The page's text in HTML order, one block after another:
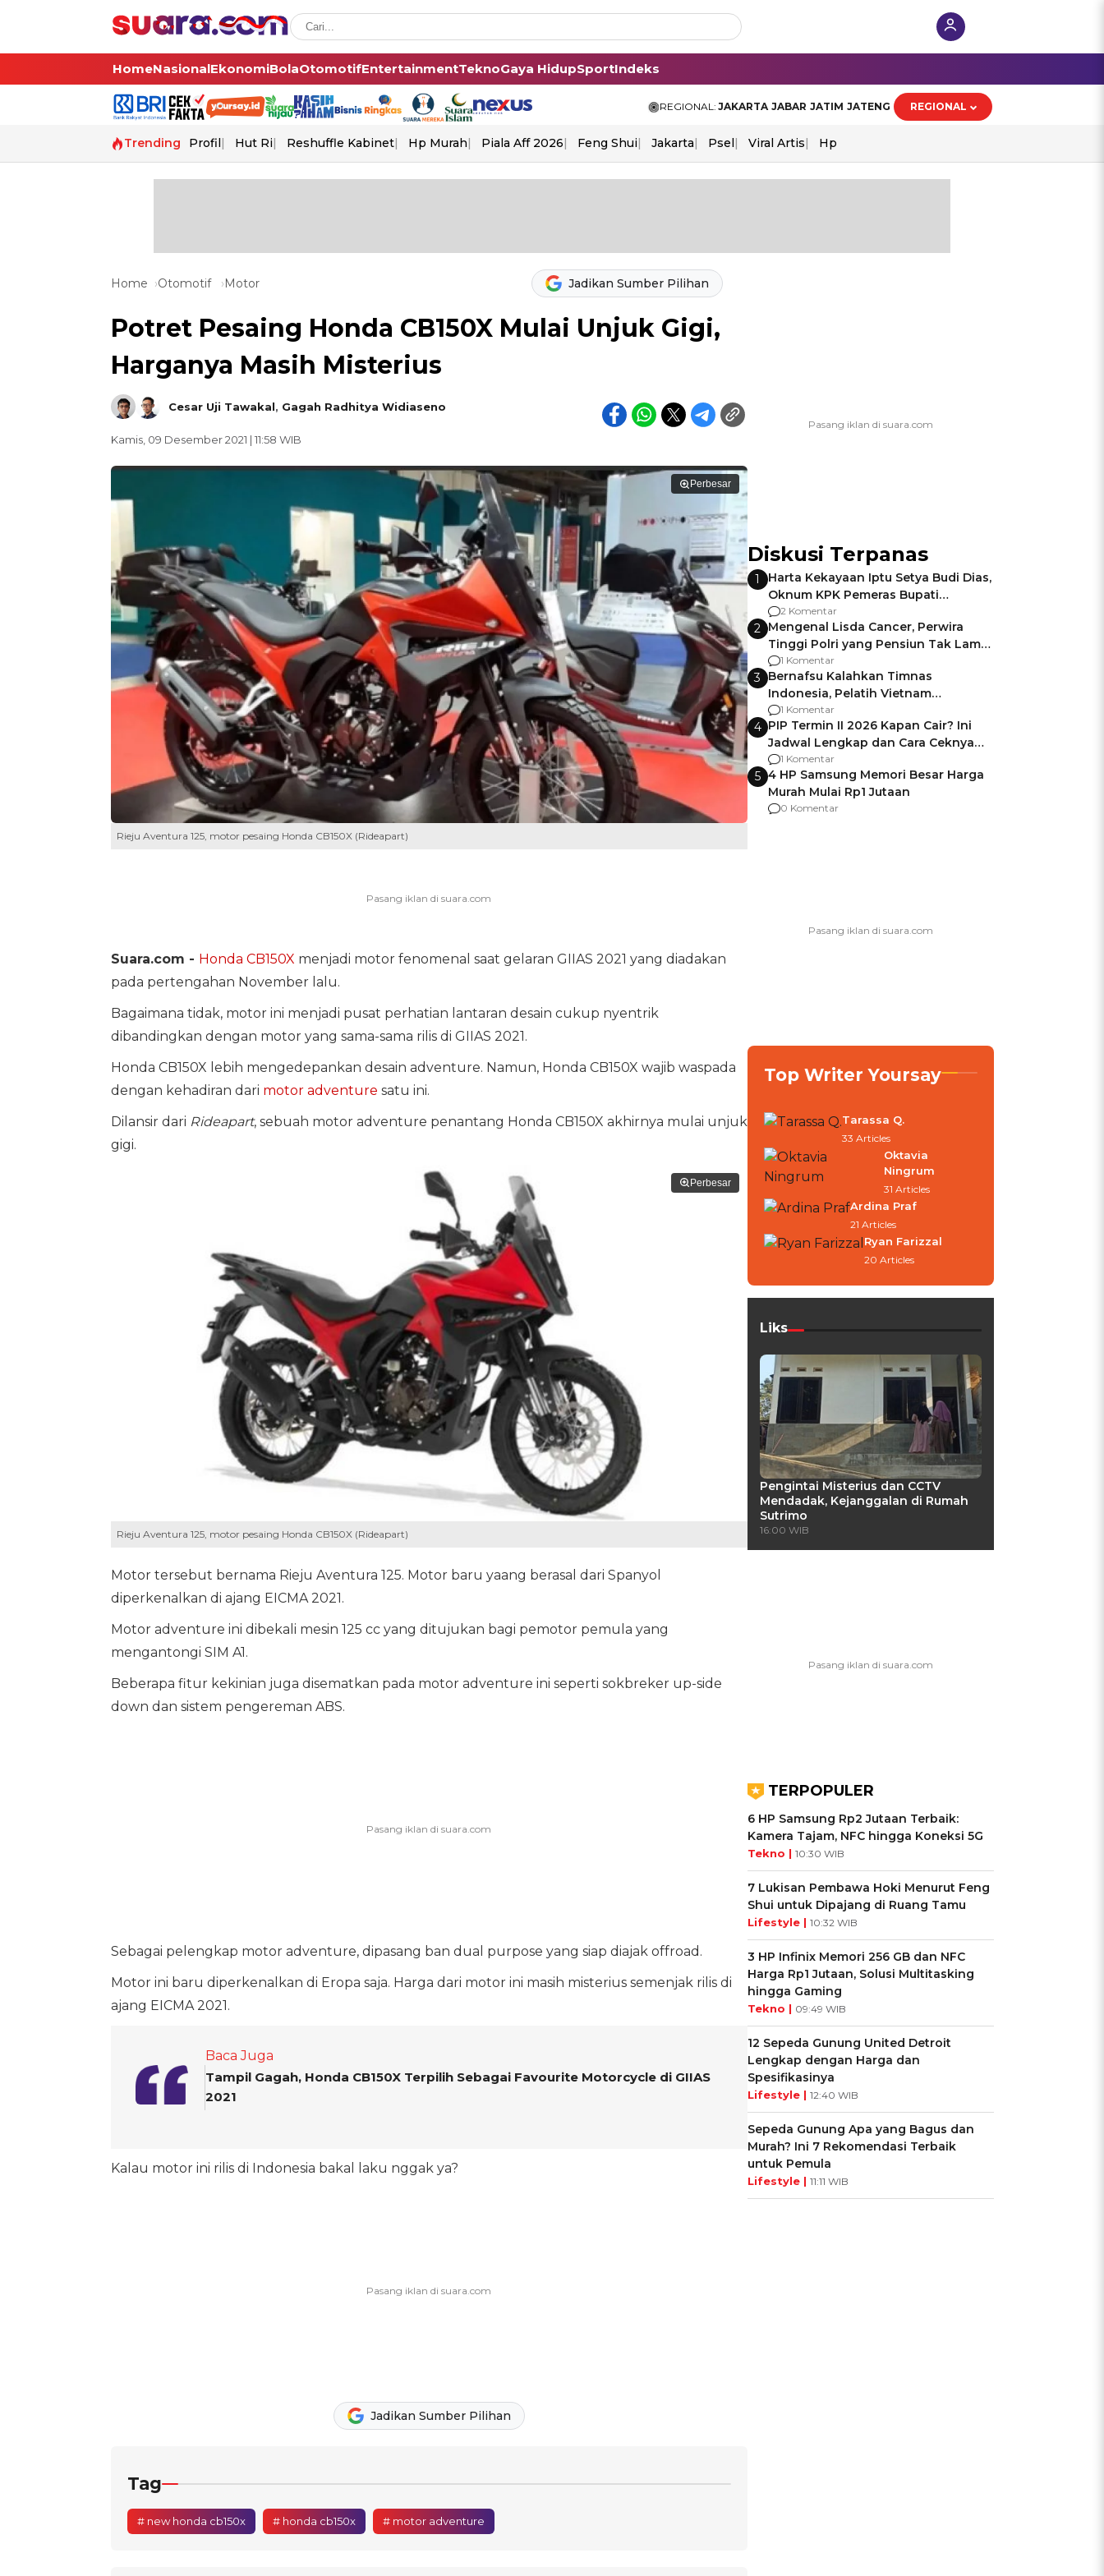
HomeNasionalEkonomiBolaOtomotifEntertainmentTeknoGaya HidupSportIndeks
REGIONAL: JAKARTA JABAR JATIM JATENG REGIONAL
Trending Profil Hut Ri Reshuffle Kabinet Hp Murah Piala Aff 2026 Feng Shui Jakarta Psel Viral Artis Hp
Home Otomotif Motor Jadikan Sumber Pilihan
Potret Pesaing Honda CB150X Mulai Unjuk Gigi,
Harganya Masih Misterius
Cesar Uji Tawakal, Gagah Radhitya Widiaseno
Kamis, 09 Desember 2021 | 11:58 WIB
Perbesar
Rieju Aventura 125, motor pesaing Honda CB150X (Rideapart)
Suara.com - Honda CB150X menjadi motor fenomenal saat gelaran GIIAS 2021 yang diadakan
pada pertengahan November lalu.
Bagaimana tidak, motor ini menjadi pusat perhatian lantaran desain cukup nyentrik
dibandingkan dengan motor yang sama-sama rilis di GIIAS 2021.
Honda CB150X lebih mengedepankan desain adventure. Namun, Honda CB150X wajib waspada
dengan kehadiran dari motor adventure satu ini.
Dilansir dari Rideapart, sebuah motor adventure penantang Honda CB150X akhirnya mulai unjuk
gigi.
Perbesar
Rieju Aventura 125, motor pesaing Honda CB150X (Rideapart)
Motor tersebut bernama Rieju Aventura 125. Motor baru yaang berasal dari Spanyol
diperkenalkan di ajang EICMA 2021.
Motor adventure ini dibekali mesin 125 cc yang ditujukan bagi pemotor pemula yang
mengantongi SIM A1.
Beberapa fitur kekinian juga disematkan pada motor adventure ini seperti sokbreker up-side
down dan sistem pengereman ABS.
Sebagai pelengkap motor adventure, dipasang ban dual purpose yang siap diajak offroad.
Motor ini baru diperkenalkan di Eropa saja. Harga dari motor ini masih misterius semenjak rilis di
ajang EICMA 2021.
Baca Juga
Tampil Gagah, Honda CB150X Terpilih Sebagai Favourite Motorcycle di GIIAS
2021
Kalau motor ini rilis di Indonesia bakal laku nggak ya?
Jadikan Sumber Pilihan
Tag
# new honda cb150x # honda cb150x # motor adventure
Diskusi Terpanas
1
Harta Kekayaan Iptu Setya Budi Dias,
Oknum KPK Pemeras Bupati
Pemalang
2 Komentar
2 Mengenal Lisda Cancer, Perwira
Tinggi Polri yang Pensiun Tak Lama
Usai Jadi Brigjen
1 Komentar
3 Bernafsu Kalahkan Timnas
Indonesia, Pelatih Vietnam
Berencana Pakai Jimat di Pakansari
1 Komentar
4 PIP Termin II 2026 Kapan Cair? Ini
Jadwal Lengkap dan Cara Ceknya
agar Dana Tidak Hangus!
1 Komentar
5 4 HP Samsung Memori Besar Harga
Murah Mulai Rp1 Jutaan
0 Komentar
Top Writer Yoursay
Tarassa Q.
33 Articles
Oktavia
Ningrum
31 Articles
Ardina Praf
21 Articles
Ryan Farizzal
20 Articles
Liks
Pengintai Misterius dan CCTV
Mendadak, Kejanggalan di Rumah
Sutrimo
16:00 WIB
TERPOPULER
6 HP Samsung Rp2 Jutaan Terbaik:
Kamera Tajam, NFC hingga Koneksi 5G
Tekno | 10:30 WIB
7 Lukisan Pembawa Hoki Menurut Feng
Shui untuk Dipajang di Ruang Tamu
Lifestyle | 10:32 WIB
3 HP Infinix Memori 256 GB dan NFC
Harga Rp1 Jutaan, Solusi Multitasking
hingga Gaming
Tekno | 09:49 WIB
12 Sepeda Gunung United Detroit
Lengkap dengan Harga dan
Spesifikasinya
Lifestyle | 12:40 WIB
Sepeda Gunung Apa yang Bagus dan
Murah? Ini 7 Rekomendasi Terbaik
untuk Pemula
Lifestyle | 11:11 WIB